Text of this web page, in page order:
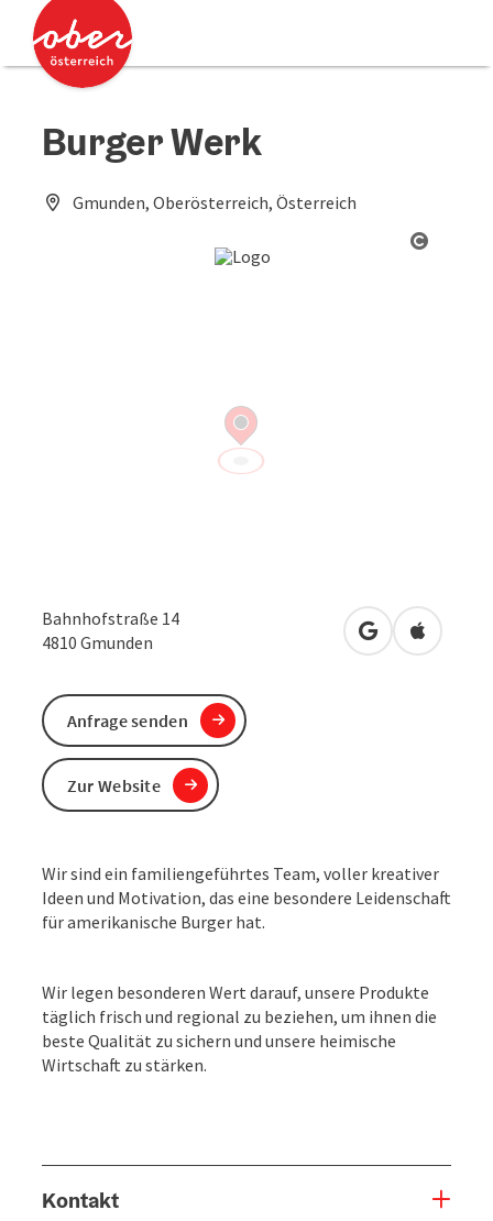
Zum Inhalt
Zum Seitenanfang
Burger Werk
Gmunden, Oberösterreich, Österreich
Bahnhofstraße 14
4810 Gmunden in Googlein Apple
Wir sind ein familiengeführtes Team, voller kreativer
Ideen und Motivation, das eine besondere Leidenschaft
für amerikanische Burger hat.
Wir legen besonderen Wert darauf, unsere Produkte
täglich frisch und regional zu beziehen, um ihnen die
beste Qualität zu sichern und unsere heimische
Wirtschaft zu stärken.
Kontakt
Anfrage senden
Zur Website